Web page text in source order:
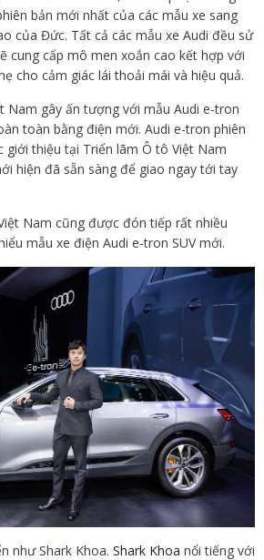
bản mới nhất của các mẫu xe sang
của Đức. Tất cả các mẫu xe Audi đều sử
cung cấp mô men xoắn cao kết hợp với
cho cảm giác lái thoải mái và hiệu quả.
Nam gây ấn tượng với mẫu Audi e-tron
toàn bằng điện mới. Audi e-tron phiên
thiệu tại Triển lãm Ô tô Việt Nam
hiện đã sẵn sàng để giao ngay tới tay
Nam cũng được đón tiếp rất nhiều
mẫu xe điện Audi e-tron SUV mới.
như Shark Khoa. Shark Khoa nổi tiếng với